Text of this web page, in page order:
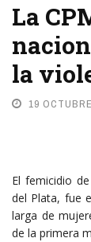
La
la
19
El femicidio
del Plata, fue
larga de
de la primera